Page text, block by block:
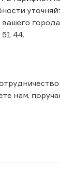
44.
нам,